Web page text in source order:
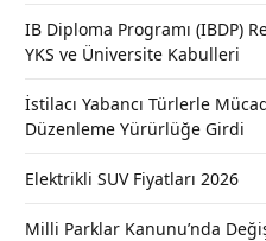
IB Diploma Programı (IBDP)
YKS ve Üniversite Kabulleri
İstilacı Yabancı Türlerle
Düzenleme Yürürlüğe Girdi
Elektrikli SUV Fiyatları 2026
Milli Parklar Kanunu’nda